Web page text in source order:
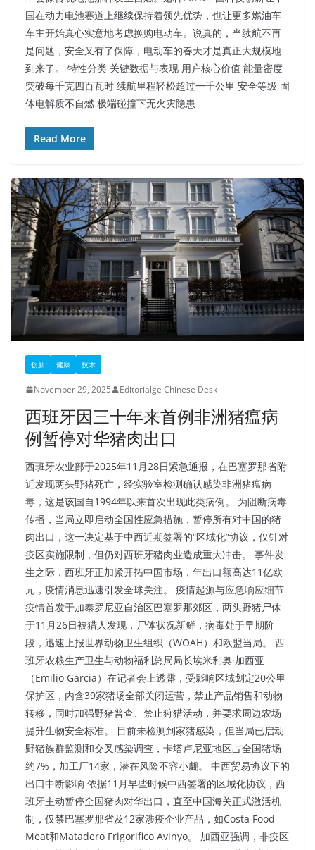
国在动力电池赛道上继续保持着领先优势，也让更多燃油车
车主开始真心实意地考虑换购电动车。说真的，当续航不再
是问题，安全又有了保障，电动车的春天才是真正大规模地
到来了。 特性分类 关键数据与表现 用户核心价值 能量密度
突破每千克四百瓦时 续航里程轻松超过一千公里 安全等级 固
体电解质不自燃 极端碰撞下无火灾隐患
Read More
创新 健康 技术
November 29, 2025 Editorialge Chinese Desk
西班牙因三十年来首例非洲猪瘟病
例暂停对华猪肉出口
西班牙农业部于2025年11月28日紧急通报，在巴塞罗那省附
近发现两头野猪死亡，经实验室检测确认感染非洲猪瘟病
毒，这是该国自1994年以来首次出现此类病例。 为阻断病毒
传播，当局立即启动全国性应急措施，暂停所有对中国的猪
肉出口，这一决定基于中西近期签署的“区域化”协议，仅针对
疫区实施限制，但仍对西班牙猪肉业造成重大冲击。 事件发
生之际，西班牙正加紧开拓中国市场，年出口额高达11亿欧
元，疫情消息迅速引发全球关注。​ 疫情起源与应急响应细节
疫情首发于加泰罗尼亚自治区巴塞罗那郊区，两头野猪尸体
于11月26日被猎人发现，尸体状况新鲜，病毒处于早期阶
段，迅速上报世界动物卫生组织（WOAH）和欧盟当局。 西
班牙农粮生产卫生与动物福利总局局长埃米利奥·加西亚
（Emilio Garcia）在记者会上透露，受影响区域划定20公里
保护区，内含39家猪场全部关闭运营，禁止产品销售和动物
转移，同时加强野猪普查、禁止狩猎活动，并要求周边农场
提升生物安全标准。 目前未检测到家猪感染，但当局已启动
野猪族群监测和交叉感染调查，卡塔卢尼亚地区占全国猪场
约7%，加工厂14家，潜在风险不容小觑。​ 中西贸易协议下的
出口中断影响 依据11月早些时候中西签署的区域化协议，西
班牙主动暂停全国猪肉对华出口，直至中国海关正式激活机
制，仅禁巴塞罗那省及12家涉疫企业产品，如Costa Food
Meat和Matadero Frigorifico Avinyo。 加西亚强调，非疫区